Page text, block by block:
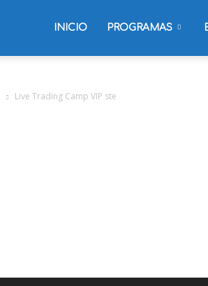
INICIO PROGRAMAS
Live Trading Camp VIP ste